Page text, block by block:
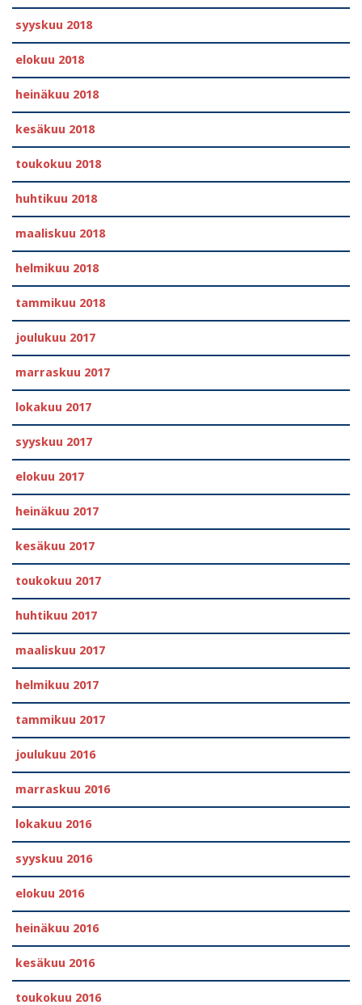
syyskuu 2018
elokuu 2018
heinäkuu 2018
kesäkuu 2018
toukokuu 2018
huhtikuu 2018
maaliskuu 2018
helmikuu 2018
tammikuu 2018
joulukuu 2017
marraskuu 2017
lokakuu 2017
syyskuu 2017
elokuu 2017
heinäkuu 2017
kesäkuu 2017
toukokuu 2017
huhtikuu 2017
maaliskuu 2017
helmikuu 2017
tammikuu 2017
joulukuu 2016
marraskuu 2016
lokakuu 2016
syyskuu 2016
elokuu 2016
heinäkuu 2016
kesäkuu 2016
toukokuu 2016